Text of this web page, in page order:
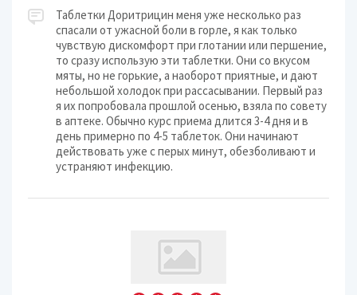
Таблетки Доритрицин меня уже несколько раз
спасали от ужасной боли в горле, я как только
чувствую дискомфорт при глотании или першение,
то сразу использую эти таблетки. Они со вкусом
мяты, но не горькие, а наоборот приятные, и дают
небольшой холодок при рассасывании. Первый раз
я их попробовала прошлой осенью, взяла по совету
в аптеке. Обычно курс приема длится 3-4 дня и в
день примерно по 4-5 таблеток. Они начинают
действовать уже с перых минут, обезболивают и
устраняют инфекцию.